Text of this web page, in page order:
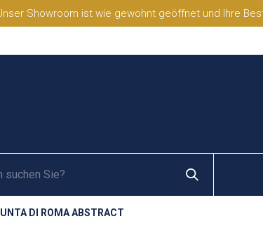
Showroom ist wie gewohnt geöffnet und Ihre
DI ROMA ABSTRACT